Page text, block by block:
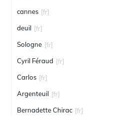
cannes [fr]
deuil [fr]
Sologne [fr]
Cyril Féraud [fr]
Carlos [fr]
Argenteuil [fr]
Bernadette Chirac [fr]